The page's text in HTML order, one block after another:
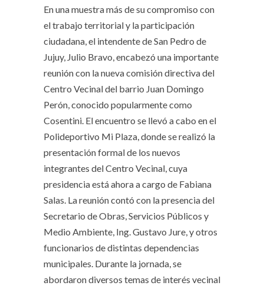
En una muestra más de su compromiso con
el trabajo territorial y la participación
ciudadana, el intendente de San Pedro de
Jujuy, Julio Bravo, encabezó una importante
reunión con la nueva comisión directiva del
Centro Vecinal del barrio Juan Domingo
Perón, conocido popularmente como
Cosentini. El encuentro se llevó a cabo en el
Polideportivo Mi Plaza, donde se realizó la
presentación formal de los nuevos
integrantes del Centro Vecinal, cuya
presidencia está ahora a cargo de Fabiana
Salas. La reunión contó con la presencia del
Secretario de Obras, Servicios Públicos y
Medio Ambiente, Ing. Gustavo Jure, y otros
funcionarios de distintas dependencias
municipales. Durante la jornada, se
abordaron diversos temas de interés vecinal